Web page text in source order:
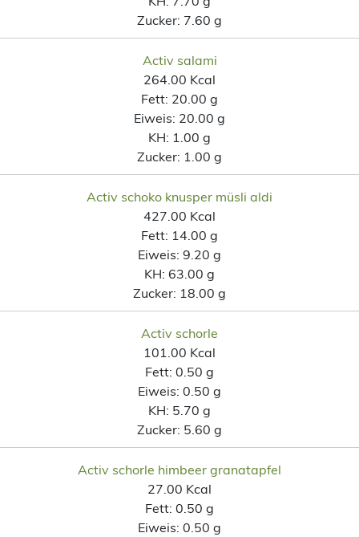
Zucker: 7.60 g
Activ salami
264.00 Kcal
Fett: 20.00 g
Eiweis: 20.00 g
KH: 1.00 g
Zucker: 1.00 g
Activ schoko knusper müsli aldi
427.00 Kcal
Fett: 14.00 g
Eiweis: 9.20 g
KH: 63.00 g
Zucker: 18.00 g
Activ schorle
101.00 Kcal
Fett: 0.50 g
Eiweis: 0.50 g
KH: 5.70 g
Zucker: 5.60 g
Activ schorle himbeer granatapfel
27.00 Kcal
Fett: 0.50 g
Eiweis: 0.50 g